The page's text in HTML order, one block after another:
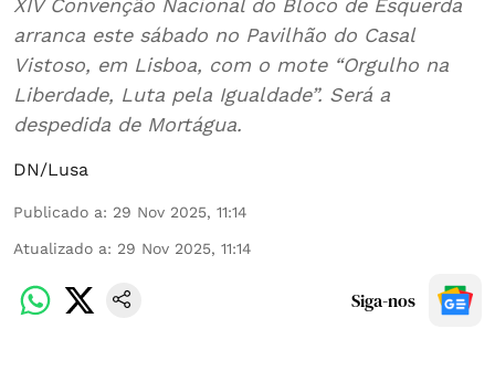
arranca este sábado no Pavilhão do Casal
Vistoso, em Lisboa, com o mote “Orgulho na
Liberdade, Luta pela Igualdade”. Será a
despedida de Mortágua.
DN/Lusa
Publicado a: 29 Nov 2025, 11:14
Atualizado a: 29 Nov 2025, 11:14
Siga-nos